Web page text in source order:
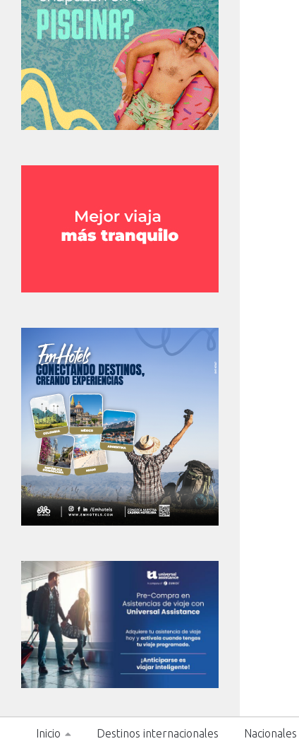
Inicio Destinos internacionales Nacionales